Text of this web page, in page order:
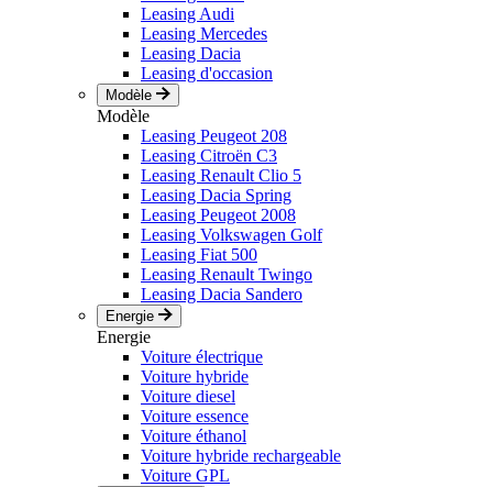
Leasing Audi
Leasing Mercedes
Leasing Dacia
Leasing d'occasion
Modèle
Modèle
Leasing Peugeot 208
Leasing Citroën C3
Leasing Renault Clio 5
Leasing Dacia Spring
Leasing Peugeot 2008
Leasing Volkswagen Golf
Leasing Fiat 500
Leasing Renault Twingo
Leasing Dacia Sandero
Energie
Energie
Voiture électrique
Voiture hybride
Voiture diesel
Voiture essence
Voiture éthanol
Voiture hybride rechargeable
Voiture GPL